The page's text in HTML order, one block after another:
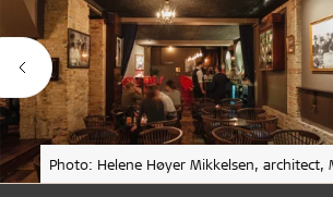
Photo: Helene Høyer Mikkelsen, architect,